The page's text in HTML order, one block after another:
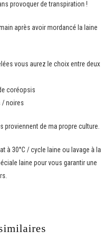
provoquer de transpiration !
après avoir mordancé la laine
vous aurez le choix entre deux
coréopsis
/ noires
proviennent de ma propre culture.
à 30°C / cycle laine ou lavage à la
laine pour vous garantir une